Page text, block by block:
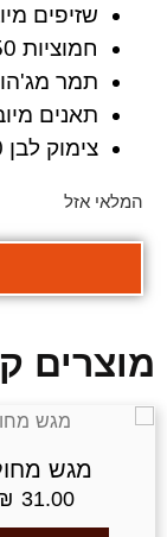
שזיפים
חמוציות 50
תמר
תאנים
צימוק לבן
המלאי אזל
מוצרים
מגש
31.00